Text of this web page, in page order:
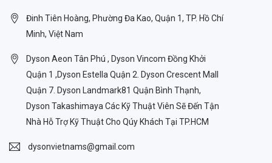
Đinh Tiên Hoàng, Phường Đa Kao, Quận 1, TP. Hồ Chí
Minh, Việt Nam
Dyson Aeon Tân Phú , Dyson Vincom Đồng Khởi
Quận 1 ,Dyson Estella Quận 2. Dyson Crescent Mall
Quận 7. Dyson Landmark81 Quận Bình Thạnh,
Dyson Takashimaya Các Kỹ Thuật Viên Sẽ Đến Tận
Nhà Hỗ Trợ Kỹ Thuật Cho Qúy Khách Tại TP.HCM
dysonvietnams@gmail.com